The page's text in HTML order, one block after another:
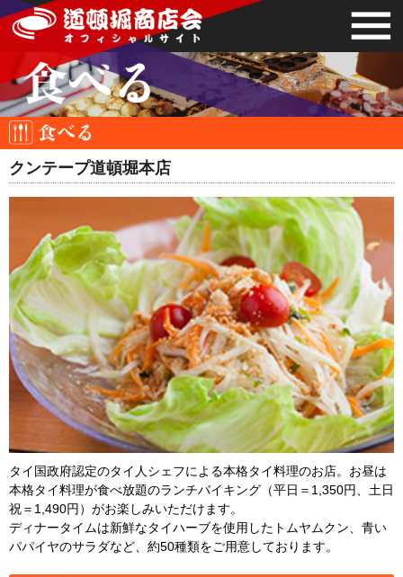
クンテープ道頓堀本店
タイ国政府認定のタイ人シェフによる本格タイ料理のお店。お昼は
本格タイ料理が食べ放題のランチバイキング（平日＝1,350円、土日
祝＝1,490円）がお楽しみいただけます。
ディナータイムは新鮮なタイハーブを使用したトムヤムクン、青い
パパイヤのサラダなど、約50種類をご用意しております。